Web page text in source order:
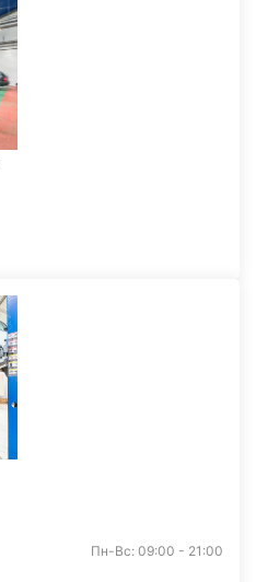
Пн-Вс: 09:00 - 21:00